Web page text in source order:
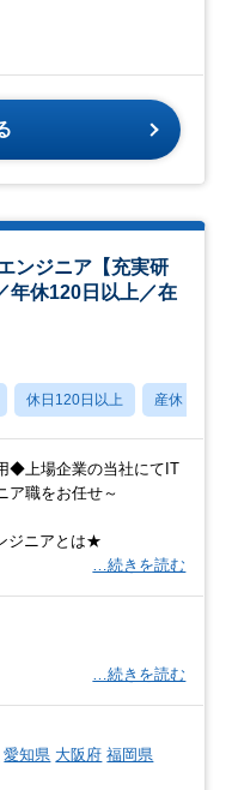
ンジニア【充実研
年休120日以上／在
休日120日以上 産休・育休
◆上場企業の当社にてIT
ア職をお任せ～
ジニアとは★
…続きを読む
…続きを読む
愛知県 大阪府 福岡県